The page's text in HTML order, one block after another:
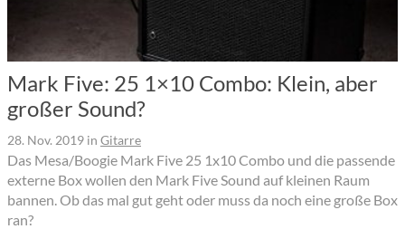
Mark Five: 25 1×10 Combo: Klein, aber
großer Sound?
28. Nov. 2019 in Gitarre
Das Mesa/Boogie Mark Five 25 1x10 Combo und die passende
externe Box wollen den Mark Five Sound auf kleinen Raum
bannen. Ob das mal gut geht oder muss da noch eine große Box
ran?